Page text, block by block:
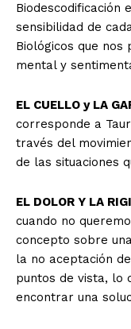
sensibilidad de
Biológicos que nos
mental y
EL CUELLO y LA
corresponde a
través del
de las situaciones
EL DOLOR Y LA
cuando no
concepto sobre
la no aceptación
puntos de vista, lo
encontrar una